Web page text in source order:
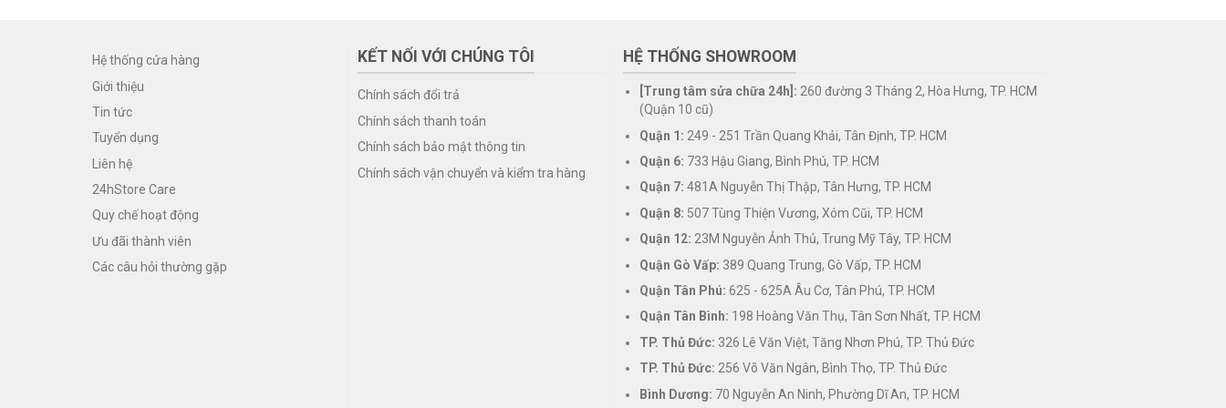
Hệ thống cửa hàng
Giới thiệu
Tin tức
Tuyển dụng
Liên hệ
24hStore Care
Quy chế hoạt động
Ưu đãi thành viên
Các câu hỏi thường gặp
KẾT NỐI VỚI CHÚNG TÔI
Chính sách đổi trả
Chính sách thanh toán
Chính sách bảo mật thông tin
Chính sách vận chuyển và kiểm tra hàng
HỆ THỐNG SHOWROOM
[Trung tâm sửa chữa 24h]: 260 đường 3 Tháng 2, Hòa Hưng, TP. HCM
(Quận 10 cũ)
Quận 1: 249 - 251 Trần Quang Khải, Tân Định, TP. HCM
Quận 6: 733 Hậu Giang, Bình Phú, TP. HCM
Quận 7: 481A Nguyễn Thị Thập, Tân Hưng, TP. HCM
Quận 8: 507 Tùng Thiện Vương, Xóm Cũi, TP. HCM
Quận 12: 23M Nguyễn Ảnh Thủ, Trung Mỹ Tây, TP. HCM
Quận Gò Vấp: 389 Quang Trung, Gò Vấp, TP. HCM
Quận Tân Phú: 625 - 625A Âu Cơ, Tân Phú, TP. HCM
Quận Tân Bình: 198 Hoàng Văn Thụ, Tân Sơn Nhất, TP. HCM
TP. Thủ Đức: 326 Lê Văn Việt, Tăng Nhơn Phú, TP. Thủ Đức
TP. Thủ Đức: 256 Võ Văn Ngân, Bình Thọ, TP. Thủ Đức
Bình Dương: 70 Nguyễn An Ninh, Phường Dĩ An, TP. HCM